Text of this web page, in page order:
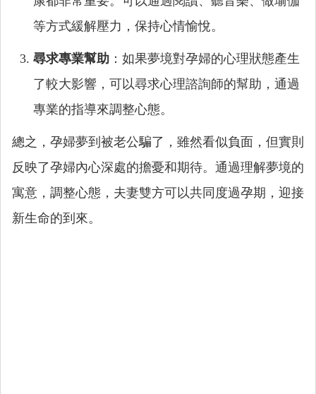
等方式緩解壓力，保持心情愉悅。
尋求專業幫助 ：如果夢境對孕婦的心理狀態產生
了較大影響，可以尋求心理諮詢師的幫助，通過
專業的指導來調整心態。
總之，孕婦夢到被老公騙了，雖然看似負面，但實則
反映了孕婦內心深處的擔憂和期待。通過理解夢境的
寓意，調整心態，夫妻雙方可以共同度過孕期，迎接
新生命的到來。